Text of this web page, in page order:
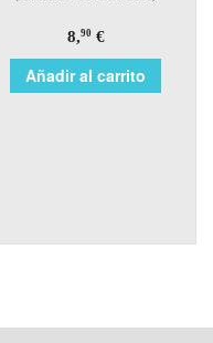
8,90€
Añadir al carrito